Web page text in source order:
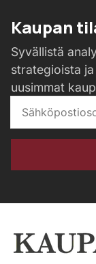
Kaupan
Syvällistä
strategioista
uusimmat